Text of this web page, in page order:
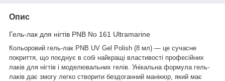
Опис
Гель-лак для нігтів PNB No 161 Ultramarine
Кольоровий гель-лак PNB UV Gel Polish (8 мл) — це сучасне
покриття, що поєднує в собі найкращі властивості професійних
лаків для нігтів і моделювальних гелів. Унікальна формула гель-
лаків дає змогу легко створити бездоганний манікюр, який має